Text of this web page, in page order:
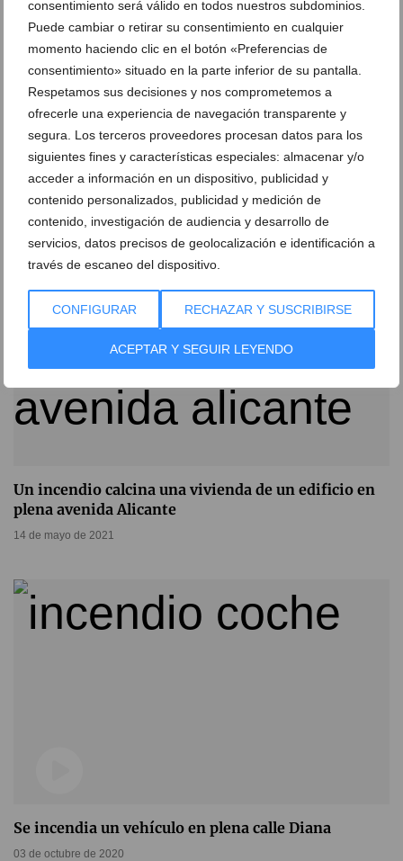
consentimiento será válido en todos nuestros subdominios.
Puede cambiar o retirar su consentimiento en cualquier
momento haciendo clic en el botón «Preferencias de
consentimiento» situado en la parte inferior de su pantalla.
Respetamos sus decisiones y nos comprometemos a
ofrecerle una experiencia de navegación transparente y
segura. Los terceros proveedores procesan datos para los
siguientes fines y características especiales: almacenar y/o
acceder a información en un dispositivo, publicidad y
contenido personalizados, publicidad y medición de
contenido, investigación de audiencia y desarrollo de
servicios, datos precisos de geolocalización e identificación a
través de escaneo del dispositivo.
CONFIGURAR RECHAZAR Y SUSCRIBIRSE
ACEPTAR Y SEGUIR LEYENDO
Medios aéreos sofocan las llamas de un incendio
declarado en la zona de les Marines de Dénia
29 de julio de 2021
Un incendio calcina una vivienda de un edificio en
plena avenida Alicante
14 de mayo de 2021
Se incendia un vehículo en plena calle Diana
03 de octubre de 2020